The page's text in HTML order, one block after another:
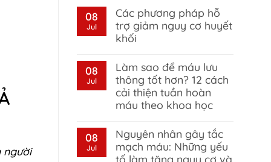
người
08
Jul
Các phương pháp hỗ
trợ giảm nguy cơ huyết
khối
on
Các
phương
pháp
hỗ
trợ
cơ
huyết
khối
08
Jul
Làm sao để máu lưu
thông tốt hơn? 12 cách
cải thiện tuần hoàn
máu theo khoa học
on
Làm
sao
để
08
Jul
Nguyên nhân gây tắc
mạch máu: Những yếu
tố làm tăng nguy cơ và